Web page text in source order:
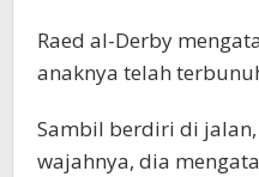
Raed al-Derby
anaknya telah
Sambil berdiri di
wajahnya, dia